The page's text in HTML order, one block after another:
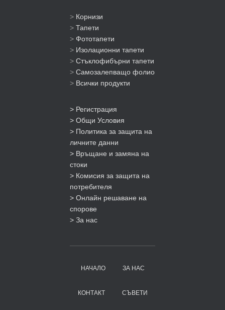
> Корнизи
> Тапети
> Фототапети
> Изолационни тапети
> Стъклофибърни тапети
> Самозалепващо фолио
> Всички продукти
> Регистрация
> Общи Условия
> Политика за защита на
личните данни
> Връщане и замяна на
стоки
> Комисия за защита на
потребителя
> Онлайн решаване на
спорове
> За нас
НАЧАЛО ЗА НАС
КОНТАКТ СЪВЕТИ